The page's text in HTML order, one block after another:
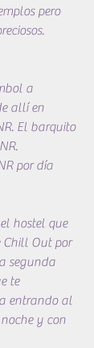
pero
a
allí en
El barquito
por día
hostel que
Out por
segunda
te
entrando al
y con